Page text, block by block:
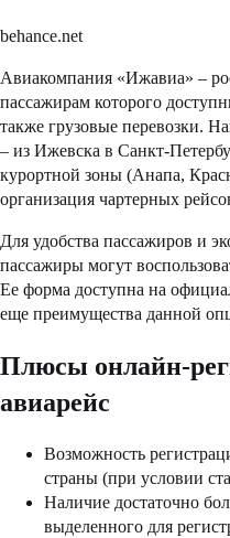
behance.net
Авиакомпания «Ижавиа» –
пассажирам которого
также грузовые перевозки.
– из Ижевска в Санкт-
курортной зоны (Анапа,
организация чартерных
Для удобства пассажиров и
пассажиры могут
Ее форма доступна на
еще преимущества данной
Плюсы онлайн-
авиарейс
Возможность
страны (при условии
Наличие достаточно
выделенного для